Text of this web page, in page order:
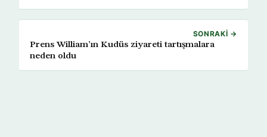
SONRAKI →
Prens William’ın Kudüs ziyareti tartışmalara
neden oldu